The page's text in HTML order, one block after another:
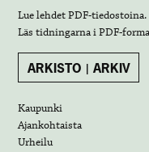
Lue lehdetPDF-tiedostoina.
Läs tidningarna iPDF-
ARKISTO | ARKIV
Kaupunki
Ajankohtaista
Urheilu